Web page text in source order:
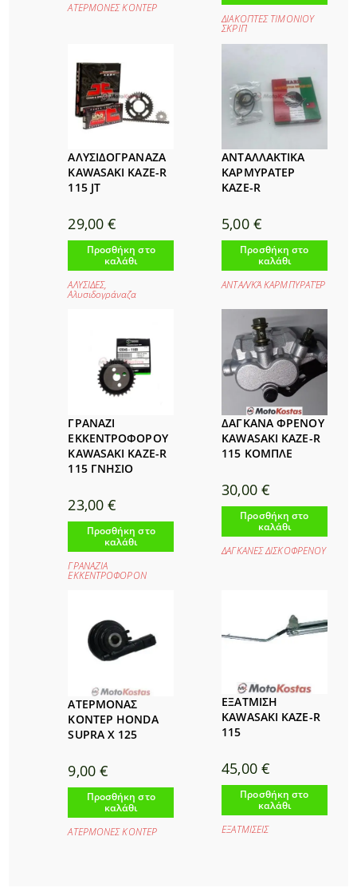
ΑΤΕΡΜΟΝΕΣ ΚΟΝΤΕΡ
ΔΙΑΚΟΠΤΕΣ ΤΙΜΟΝΙΟΥ
ΣΚΡΙΠ
ΑΛΥΣΙΔΟΓΡΑΝΑΖΑ
KAWASAKI KAZE-R
115 JT
29,00€
Προσθήκη στο
καλάθι
ΑΛΥΣΙΔΕΣ,
Αλυσιδογράναζα
ΑΝΤΑΛΛΑΚΤΙΚΑ
ΚΑΡΜΥΡΑΤΕΡ
KAZE-R
5,00 €
Προσθήκη στο
καλάθι
ΑΝΤΑΛ/ΚΆ ΚΑΡΜΠΥΡΑΤΈΡ
ΓΡΑΝΑΖΙ
ΕΚΚΕΝΤΡΟΦΟΡΟΥ
KAWASAKI KAZE-R
115 ΓΝΗΣΙΟ
23,00€
Προσθήκη στο
καλάθι
ΓΡΑΝΑΖΙΑ
ΕΚΚΕΝΤΡΟΦΟΡΟΝ
ΔΑΓΚΑΝΑ ΦΡΕΝΟΥ
KAWASAKI KAZE-R
115 ΚΟΜΠΛΕ
30,00 €
Προσθήκη στο
καλάθι
ΔΑΓΚΑΝΕΣ ΔΙΣΚΟΦΡΕΝΟΥ
ΑΤΕΡΜΟΝΑΣ
ΚΟΝΤΕΡ HONDA
SUPRA X 125
9,00 €
Προσθήκη στο
καλάθι
ΑΤΕΡΜΟΝΕΣ ΚΟΝΤΕΡ
ΕΞΑΤΜΙΣΗ
KAWASAKI KAZE-R
115
45,00 €
Προσθήκη στο
καλάθι
ΕΞΑΤΜΙΣΕΙΣ